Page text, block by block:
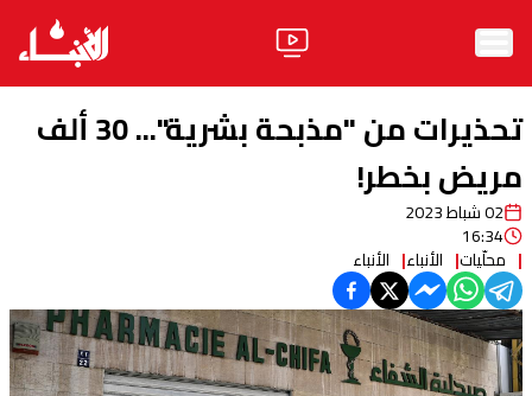
الأخبار
آراء
فيديو
مواقف
وليد جنبلاطالحزب
تحذيرات من "مذبحة بشرية"... 30 ألف
مريض بخطر!
02 شباط 2023
16:34
محلّيات الأنباء الأنباء